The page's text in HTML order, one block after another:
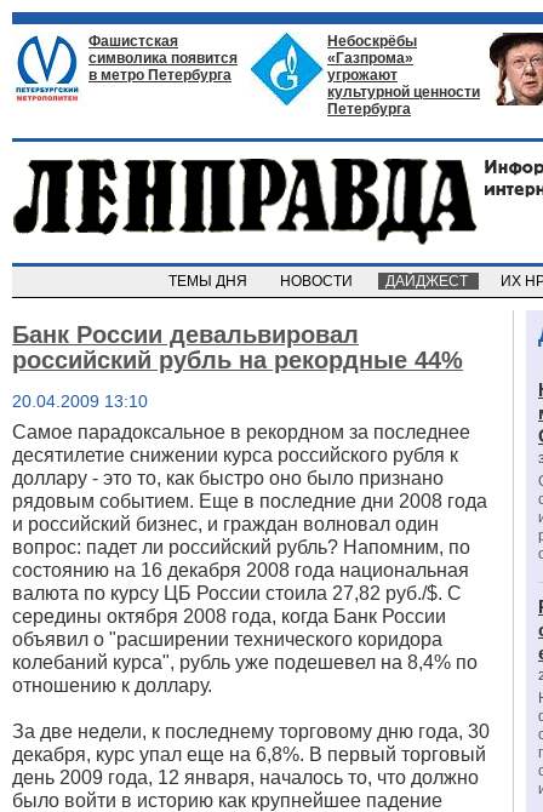
Фашистская
символика появится
в метро Петербурга
Небоскрёбы
«Газпрома»
угрожают
культурной ценности
Петербурга
ТЕМЫ ДНЯ НОВОСТИ ДАЙДЖЕСТ ИХ
Банк России девальвировал
российский рубль на рекордные 44%
20.04.2009 13:10
Самое парадоксальное в рекордном за последнее
десятилетие снижении курса российского рубля к
доллару - это то, как быстро оно было признано
рядовым событием. Еще в последние дни 2008 года
и российский бизнес, и граждан волновал один
вопрос: падет ли российский рубль? Напомним, по
состоянию на 16 декабря 2008 года национальная
валюта по курсу ЦБ России стоила 27,82 руб./$. С
середины октября 2008 года, когда Банк России
объявил о "расширении технического коридора
колебаний курса", рубль уже подешевел на 8,4% по
отношению к доллару.
За две недели, к последнему торговому дню года, 30
декабря, курс упал еще на 6,8%. В первый торговый
день 2009 года, 12 января, началось то, что должно
было войти в историю как крупнейшее падение